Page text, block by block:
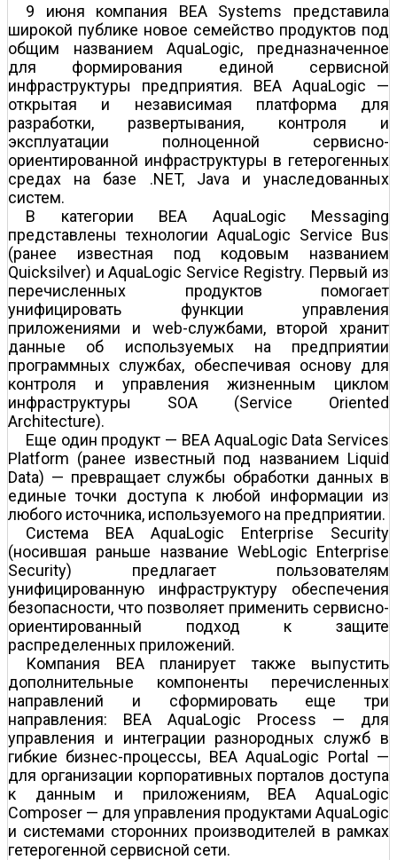
9 июня компания BEA Systems представила
широкой публике новое семейство продуктов под
общим названием AquaLogic, предназначенное
для формирования единой сервисной
инфраструктуры предприятия. BEA AquaLogic —
открытая и независимая платформа для
разработки, развертывания, контроля и
эксплуатации полноценной сервисно-
ориентированной инфраструктуры в гетерогенных
средах на базе .NET, Java и унаследованных
систем.
В категории BEA AquaLogic Messaging
представлены технологии AquaLogic Service Bus
(ранее известная под кодовым названием
Quicksilver) и AquaLogic Service Registry. Первый из
перечисленных продуктов помогает
унифицировать функции управления
приложениями и web-службами, второй хранит
данные об используемых на предприятии
программных службах, обеспечивая основу для
контроля и управления жизненным циклом
инфраструктуры SOA (Service Oriented
Architecture).
Еще один продукт — BEA AquaLogic Data Services
Platform (ранее известный под названием Liquid
Data) — превращает службы обработки данных в
единые точки доступа к любой информации из
любого источника, используемого на предприятии.
Система BEA AquaLogic Enterprise Security
(носившая раньше название WebLogic Enterprise
Security) предлагает пользователям
унифицированную инфраструктуру обеспечения
безопасности, что позволяет применить сервисно-
ориентированный подход к защите
распределенных приложений.
Компания BEA планирует также выпустить
дополнительные компоненты перечисленных
направлений и сформировать еще три
направления: BEA AquaLogic Process — для
управления и интеграции разнородных служб в
гибкие бизнес-процессы, BEA AquaLogic Portal —
для организации корпоративных порталов доступа
к данным и приложениям, BEA AquaLogic
Composer — для управления продуктами AquaLogic
и системами сторонних производителей в рамках
гетерогенной сервисной сети.